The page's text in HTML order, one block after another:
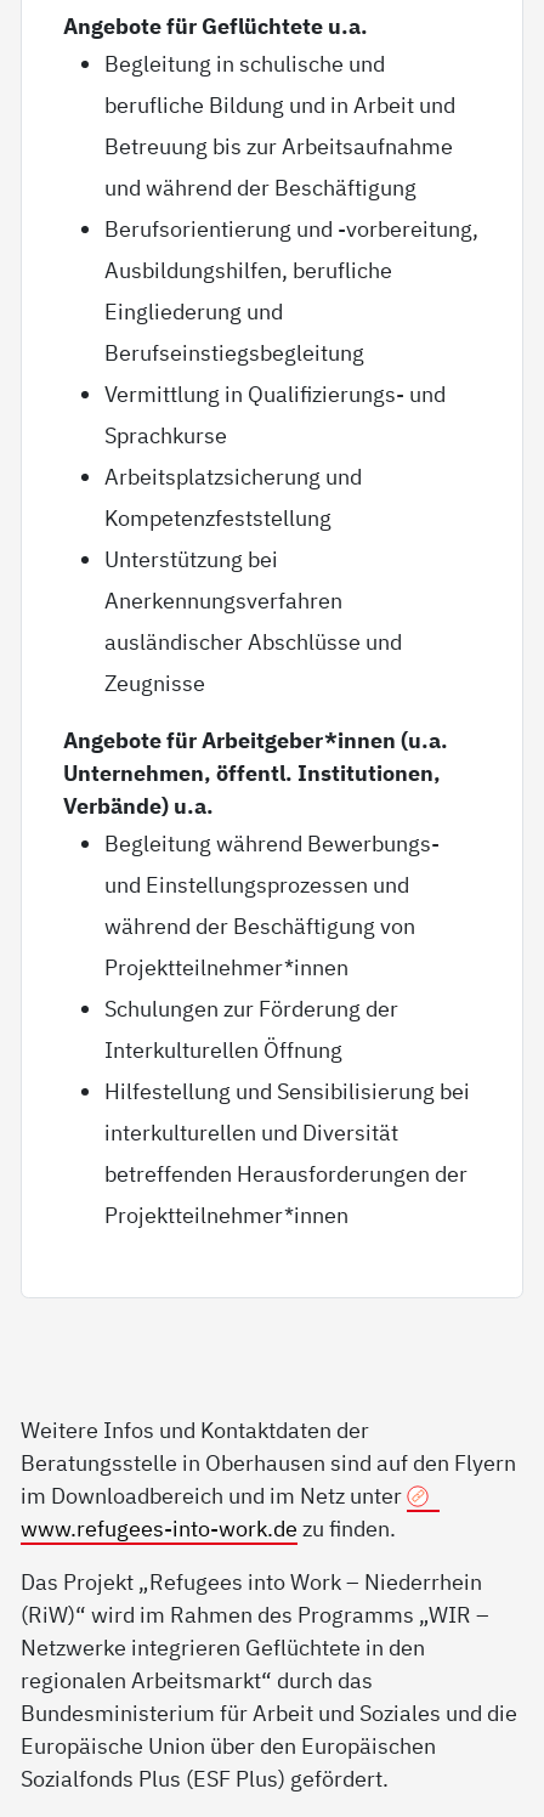
Angebote für Geflüchtete u.a.
Begleitung in schulische und
berufliche Bildung und in Arbeit und
Betreuung bis zur Arbeitsaufnahme
und während der Beschäftigung
Berufsorientierung und -vorbereitung,
Ausbildungshilfen, berufliche
Eingliederung und
Berufseinstiegsbegleitung
Vermittlung in Qualifizierungs- und
Sprachkurse
Arbeitsplatzsicherung und
Kompetenzfeststellung
Unterstützung bei
Anerkennungsverfahren
ausländischer Abschlüsse und
Zeugnisse
Angebote für Arbeitgeber*innen (u.a.
Unternehmen, öffentl. Institutionen,
Verbände) u.a.
Begleitung während Bewerbungs-
und Einstellungsprozessen und
während der Beschäftigung von
Projektteilnehmer*innen
Schulungen zur Förderung der
Interkulturellen Öffnung
Hilfestellung und Sensibilisierung bei
interkulturellen und Diversität
betreffenden Herausforderungen der
Projektteilnehmer*innen
Weitere Infos und Kontaktdaten der
Beratungsstelle in Oberhausen sind auf den Flyern
im Downloadbereich und im Netz unter
www.refugees-into-work.de zu finden.
Das Projekt „Refugees into Work – Niederrhein
(RiW)“ wird im Rahmen des Programms „WIR –
Netzwerke integrieren Geflüchtete in den
regionalen Arbeitsmarkt“ durch das
Bundesministerium für Arbeit und Soziales und die
Europäische Union über den Europäischen
Sozialfonds Plus (ESF Plus) gefördert.